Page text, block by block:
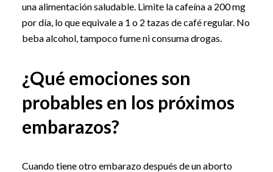
una alimentación saludable. Limite la cafeína a 200 mg
por día, lo que equivale a 1 o 2 tazas de café regular. No
beba alcohol, tampoco fume ni consuma drogas.
¿Qué emociones son
probables en los próximos
embarazos?
Cuando tiene otro embarazo después de un aborto